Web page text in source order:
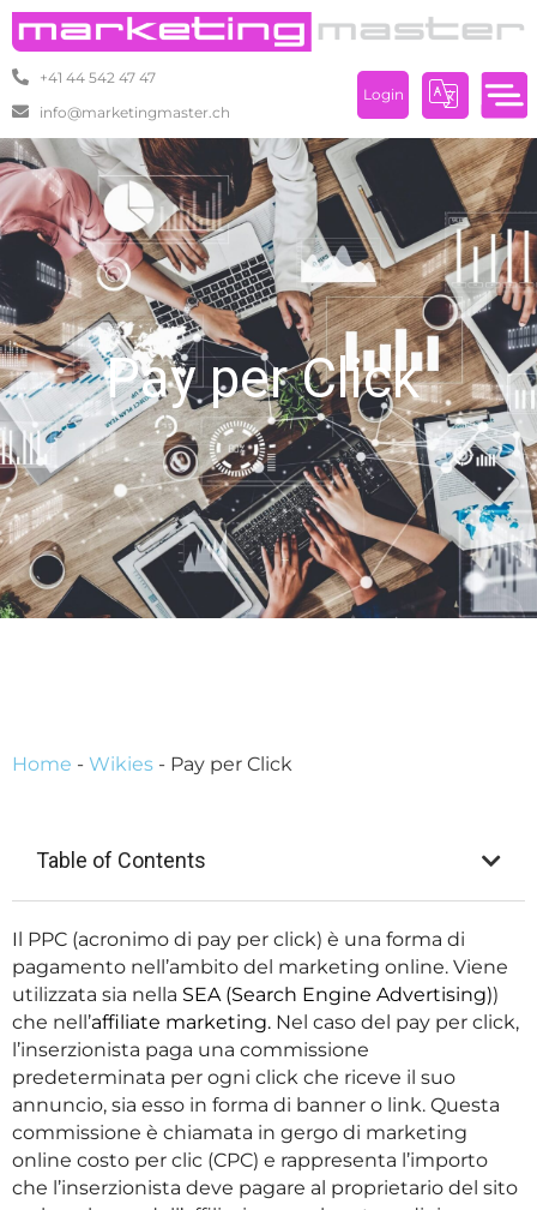
+41 44 542 47 47
info@marketingmaster.ch
Login
Pay per Click
Home - Wikies - Pay per Click
Table of Contents
Il PPC (acronimo di pay per click) è una forma di
pagamento nell’ambito del marketing online. Viene
utilizzata sia nella SEA (Search Engine Advertising))
che nell’affiliate marketing. Nel caso del pay per click,
l’inserzionista paga una commissione
predeterminata per ogni click che riceve il suo
annuncio, sia esso in forma di banner o link. Questa
commissione è chiamata in gergo di marketing
online costo per clic (CPC) e rappresenta l’importo
che l’inserzionista deve pagare al proprietario del sito